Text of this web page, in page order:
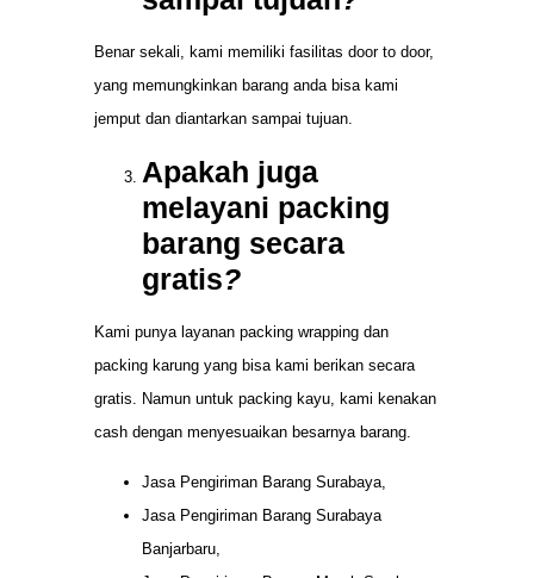
Benar sekali, kami memiliki fasilitas door to door,
yang memungkinkan barang anda bisa kami
jemput dan diantarkan sampai tujuan.
Apakah juga
melayani packing
barang secara
gratis?
Kami punya layanan packing wrapping dan
packing karung yang bisa kami berikan secara
gratis. Namun untuk packing kayu, kami kenakan
cash dengan menyesuaikan besarnya barang.
Jasa Pengiriman Barang Surabaya,
Jasa Pengiriman Barang Surabaya
Banjarbaru,